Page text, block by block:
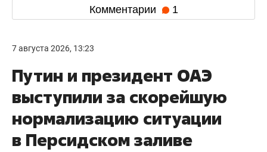
Комментарии 1
7 августа 2026, 13:23
Путин и президент ОАЭ
выступили за скорейшую
нормализацию ситуации
в Персидском заливе